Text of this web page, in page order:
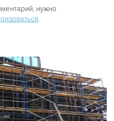
нужно